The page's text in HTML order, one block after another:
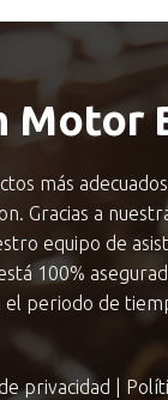
Motor
más
Gracias a
equipo de
100%
el periodo de
privacidad